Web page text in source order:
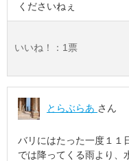
くださいねぇ
いいね！： 1 票
とらぶらあ さん
バリにはたった一度１１
では降ってくる雨より、